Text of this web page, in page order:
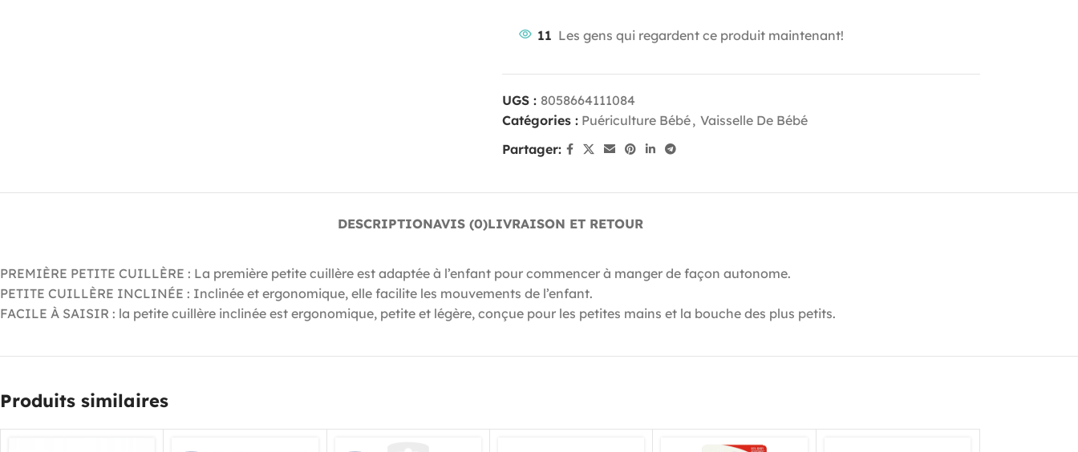
11 Les gens qui regardent ce produit maintenant!
UGS : 8058664111084
Catégories : Puériculture Bébé, Vaisselle De Bébé
Partager:
DESCRIPTIONAVIS (0)LIVRAISON ET RETOUR
PREMIÈRE PETITE CUILLÈRE : La première petite cuillère est adaptée à l’enfant pour commencer à manger de façon autonome.
PETITE CUILLÈRE INCLINÉE : Inclinée et ergonomique, elle facilite les mouvements de l’enfant.
FACILE À SAISIR : la petite cuillère inclinée est ergonomique, petite et légère, conçue pour les petites mains et la bouche des plus petits.
Produits similaires